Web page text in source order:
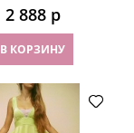
2 888 р
В КОРЗИНУ